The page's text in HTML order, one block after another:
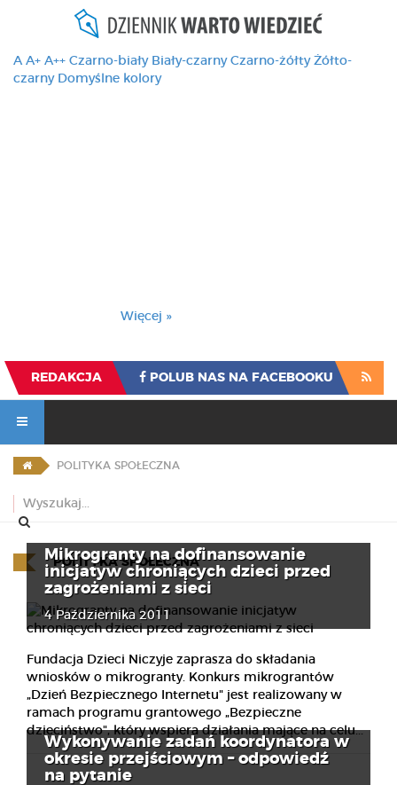
A A+ A++ Czarno-biały Biały-czarny Czarno-żółty Żółto-
czarny Domyślne kolory
Więcej »
REDAKCJA POLUB NAS NA FACEBOOKU
POLITYKA SPOŁECZNA
POLITYKA SPOŁECZNA
Mikrogranty na dofinansowanie
inicjatyw chroniących dzieci przed
zagrożeniami z sieci
4 Października 2011
Fundacja Dzieci Niczyje zaprasza do składania
wniosków o mikrogranty. Konkurs mikrograntów
„Dzień Bezpiecznego Internetu" jest realizowany w
ramach programu grantowego „Bezpieczne
dzieciństwo", który wspiera działania mające na celu...
Wykonywanie zadań koordynatora w
okresie przejściowym – odpowiedź
na pytanie